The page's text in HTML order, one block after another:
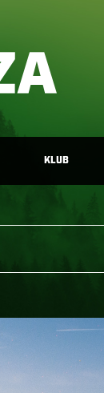
KLUB